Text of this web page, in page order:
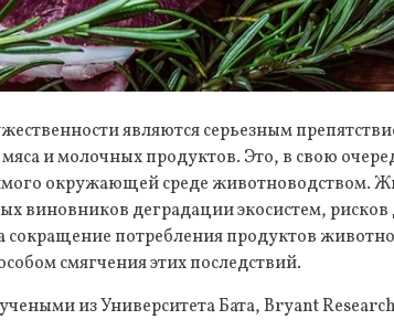
являются серьезным
и молочных продуктов. Это, в свою
окружающей среде животноводством.
виновников деградации экосистем, рисков
сокращение потребления продуктов
смягчения этих последствий.
из Университета Бата, Bryant